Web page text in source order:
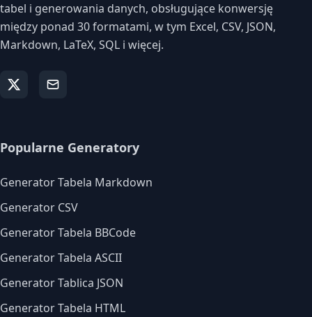
tabel i generowania danych, obsługujące konwersję
między ponad 30 formatami, w tym Excel, CSV, JSON,
Markdown, LaTeX, SQL i więcej.
Popularne Generatory
Generator Tabela Markdown
Generator CSV
Generator Tabela BBCode
Generator Tabela ASCII
Generator Tablica JSON
Generator Tabela HTML